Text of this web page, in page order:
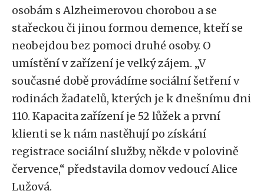
osobám s Alzheimerovou chorobou a se
stařeckou či jinou formou demence, kteří se
neobejdou bez pomoci druhé osoby. O
umístění v zařízení je velký zájem. „V
současné době provádíme sociální šetření v
rodinách žadatelů, kterých je k dnešnímu dni
110. Kapacita zařízení je 52 lůžek a první
klienti se k nám nastěhují po získání
registrace sociální služby, někde v polovině
července,“ představila domov vedoucí Alice
Lužová.